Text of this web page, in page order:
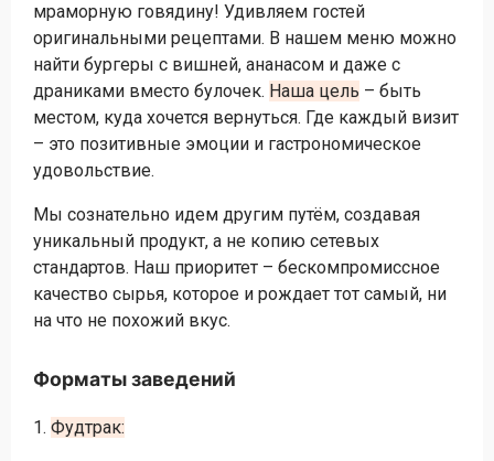
мраморную говядину! Удивляем гостей
оригинальными рецептами. В нашем меню можно
найти бургеры с вишней, ананасом и даже с
драниками вместо булочек. Наша цель – быть
местом, куда хочется вернуться. Где каждый визит
– это позитивные эмоции и гастрономическое
удовольствие.
Мы сознательно идем другим путём, создавая
уникальный продукт, а не копию сетевых
стандартов. Наш приоритет – бескомпромиссное
качество сырья, которое и рождает тот самый, ни
на что не похожий вкус.
Форматы заведений
1. Фудтрак: